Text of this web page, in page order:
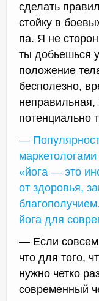
сделать
стойку в
па. Я не
ты добьешься
положение
бесполезно,
неправильная,
потенциально
—
«йога — это
от здоровья,
йога для
— Если
что для того,
нужно четко
современный